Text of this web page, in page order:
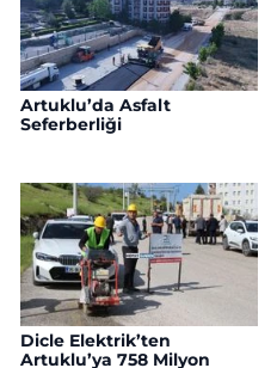
Artuklu’da Asfalt
Seferberliği
Dicle Elektrik’ten
Artuklu’ya 758 Milyon